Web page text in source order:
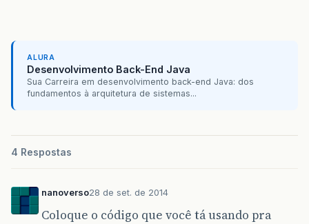
ALURA
Desenvolvimento Back-End Java
Sua Carreira em desenvolvimento back-end Java: dos
fundamentos à arquitetura de sistemas...
4 Respostas
nanoverso28 de set. de 2014
Coloque o código que você tá usando pra